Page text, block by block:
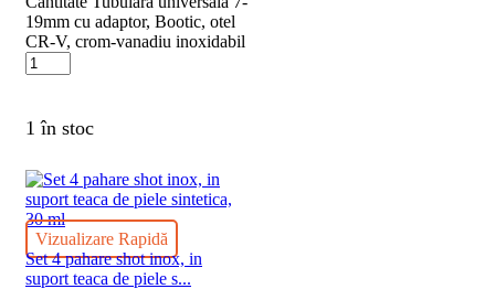
19mm cu adaptor, Bootic, otel
CR-V, crom-vanadiu inoxidabil
1 în stoc
Vizualizare Rapidă
Set 4 pahare shot inox, in
suport teaca de piele s...